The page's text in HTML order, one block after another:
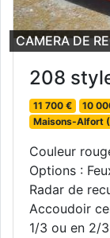
CAMERA DE
208
11 700 € 10
Maisons-Alfort
Couleur
Options :
Radar de
Accoudoir
1/3 ou en 2/